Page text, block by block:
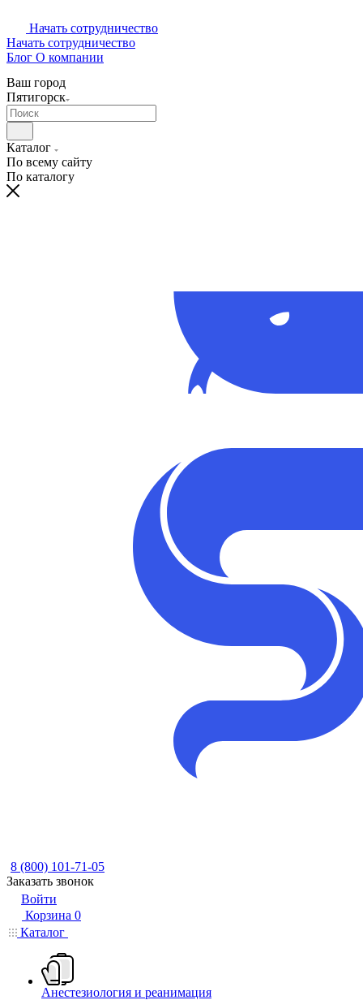
Начать сотрудничество
Начать сотрудничество
Блог О компании
Ваш город
Пятигорск
Каталог
По всему сайту
По каталогу
8 (800) 101-71-05
Заказать звонок
Войти
Корзина 0
Каталог
Анестезиология и реанимация